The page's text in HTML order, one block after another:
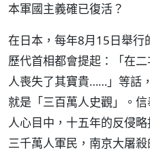
本軍國主義確已復活？
在日本，每年8月15日舉行
歷代首相都會提起：「在
人喪失了其寶貴……」等話
就是「三百萬人史觀」。
人心目中，十五年的反侵
三千萬人軍民，南京大屠